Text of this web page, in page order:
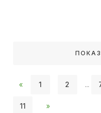
« 1 2 ...
11 »